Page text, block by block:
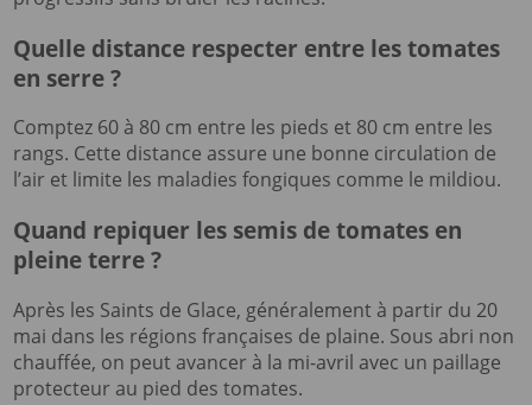
Quelle distance respecter entre les tomates
en serre ?
Comptez 60 à 80 cm entre les pieds et 80 cm entre les
rangs. Cette distance assure une bonne circulation de
l’air et limite les maladies fongiques comme le mildiou.
Quand repiquer les semis de tomates en
pleine terre ?
Après les Saints de Glace, généralement à partir du 20
mai dans les régions françaises de plaine. Sous abri non
chauffée, on peut avancer à la mi-avril avec un paillage
protecteur au pied des tomates.